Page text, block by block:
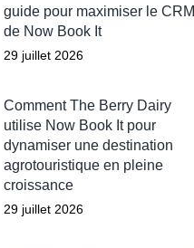
guide pour maximiser le CRM
de Now Book It
29 juillet 2026
Comment The Berry Dairy
utilise Now Book It pour
dynamiser une destination
agrotouristique en pleine
croissance
29 juillet 2026